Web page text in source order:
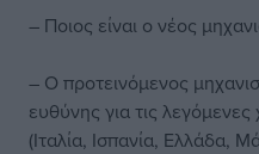
– Ποιος είναι ο νέος
– Ο προτεινόμενος
ευθύνης για τις
(Ιταλία, Ισπανία, Ελλάδα,